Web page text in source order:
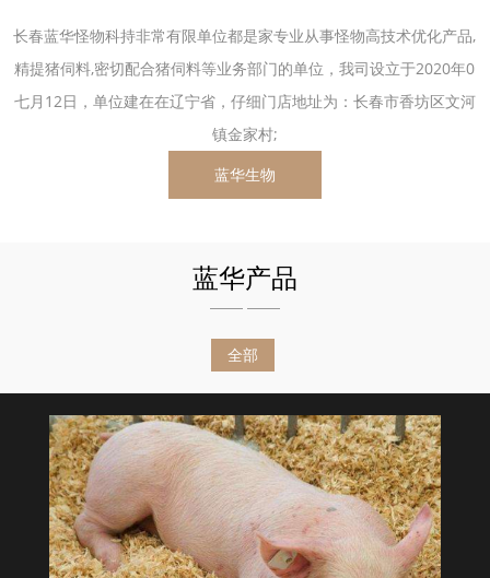
长春蓝华怪物科持非常有限单位都是家专业从事怪物高技术优化产品,
精提猪伺料,密切配合猪伺料等业务部门的单位，我司设立于2020年0
七月12日，单位建在在辽宁省，仔细门店地址为：长春市香坊区文河
镇金家村;
蓝华生物
蓝华产品
全部